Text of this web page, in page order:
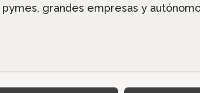
grandes empresas y